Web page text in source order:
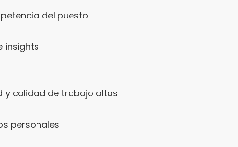
del puesto
insights
y calidad de trabajo altas
personales